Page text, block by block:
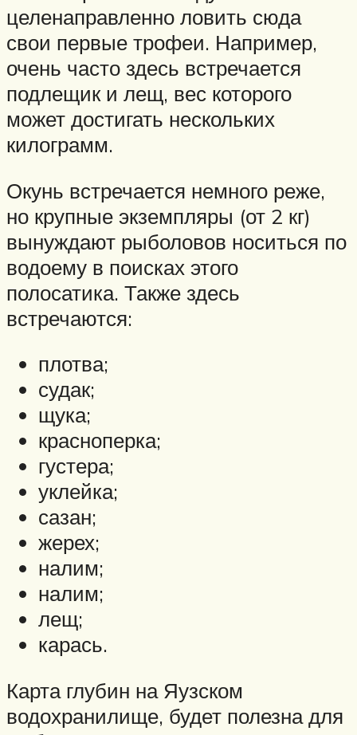
целенаправленно ловить сюда
свои первые трофеи. Например,
очень часто здесь встречается
подлещик и лещ, вес которого
может достигать нескольких
килограмм.
Окунь встречается немного реже,
но крупные экземпляры (от 2 кг)
вынуждают рыболовов носиться по
водоему в поисках этого
полосатика. Также здесь
встречаются:
плотва;
судак;
щука;
красноперка;
густера;
уклейка;
сазан;
жерех;
налим;
налим;
лещ;
карась.
Карта глубин на Яузском
водохранилище, будет полезна для